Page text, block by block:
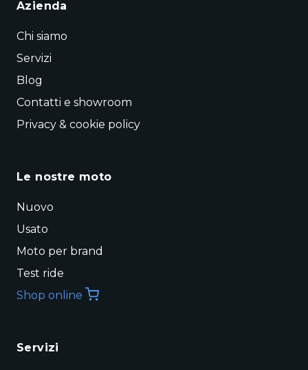
Azienda
Chi siamo
Servizi
Blog
Contatti e showroom
Privacy & cookie policy
Le nostre moto
Nuovo
Usato
Moto per brand
Test ride
Shop online
Servizi